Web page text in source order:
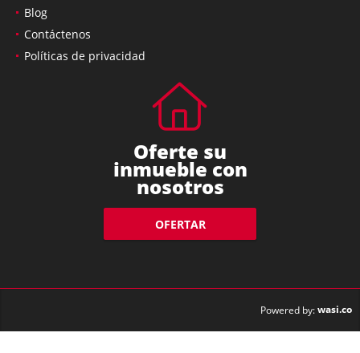
Blog
Contáctenos
Políticas de privacidad
Oferte su
inmueble con
nosotros
OFERTAR
Powered by:wasi.co